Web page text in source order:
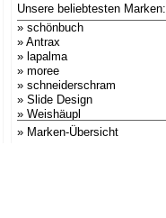
Unsere beliebtesten Marken:
» schönbuch
» Antrax
» lapalma
» moree
» schneiderschram
» Slide Design
» Weishäupl
» Sitting Bull
» Marken-Übersicht